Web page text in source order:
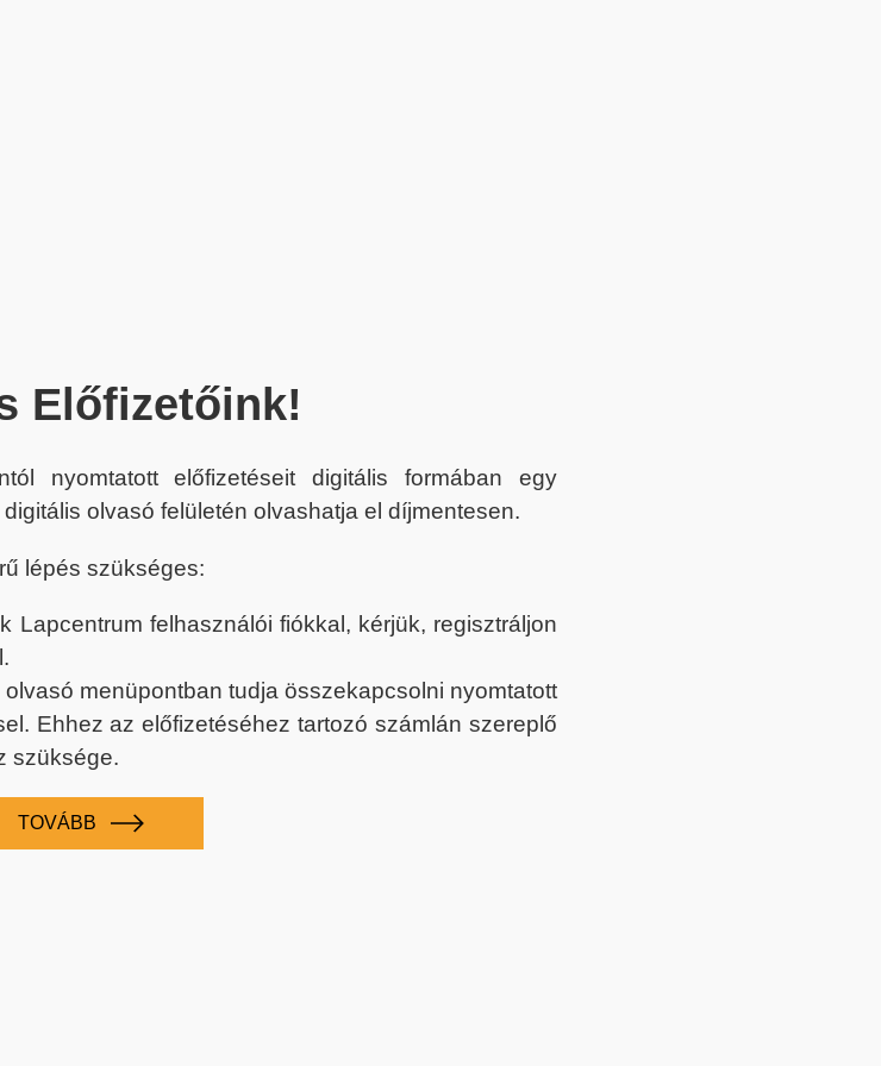
Előfizetőink!
nyomtatott előfizetéseit digitális formában egy
olvasó felületén olvashatja el díjmentesen.
lépés szükséges:
Lapcentrum felhasználói fiókkal, kérjük, regisztráljon
menüpontban tudja összekapcsolni nyomtatott
Ehhez az előfizetéséhez tartozó számlán szereplő
szüksége.
TOVÁBB